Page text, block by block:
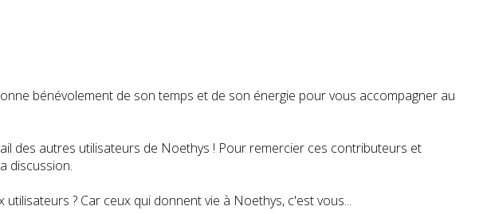
bénévolement de son temps et de son énergie pour vous accompagner au
des autres utilisateurs de Noethys ! Pour remercier ces contributeurs et
discussion.
? Car ceux qui donnent vie à Noethys, c'est vous...